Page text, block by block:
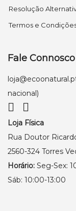
Resolução
Termos e
Fale Connosco
nacional)
Loja Física
Rua Doutor
2560-324 Torres
Horário: Seg-Sex:
Sáb: 10:00-13:00